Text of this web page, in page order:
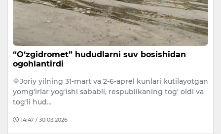
“O‘zgidromet” hududlarni suv bosishidan
ogohlantirdi
🔷Joriy yilning 31-mart va 2-6-aprel kunlari kutilayotgan
yomg‘irlar yog‘ishi sababli, respublikaning tog‘ oldi va
tog‘li hud…
14:47 / 30.03.2026